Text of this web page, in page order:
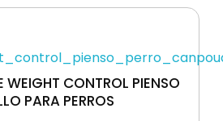
WEIGHT CONTROL PIENSO
PARA PERROS